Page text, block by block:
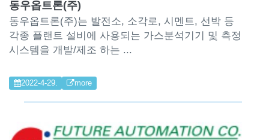
동우옵트론(주)
동우옵트론(주)는 발전소, 소각로, 시멘트, 선박 등
각종 플랜트 설비에 사용되는 가스분석기기 및 측정
시스템을 개발/제조 하는 ...
2022-4-29. more